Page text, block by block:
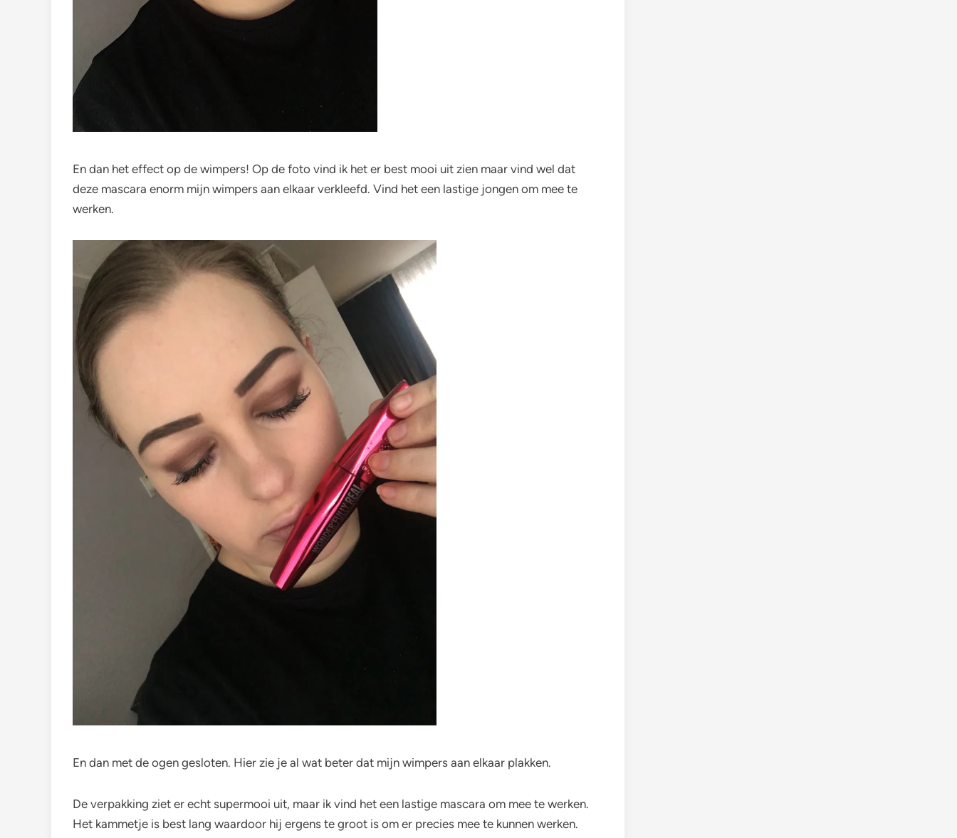
En dan het effect op de wimpers! Op de foto vind ik het er best mooi uit zien maar vind wel dat
deze mascara enorm mijn wimpers aan elkaar verkleefd. Vind het een lastige jongen om mee te
werken.
En dan met de ogen gesloten. Hier zie je al wat beter dat mijn wimpers aan elkaar plakken.
De verpakking ziet er echt supermooi uit, maar ik vind het een lastige mascara om mee te werken.
Het kammetje is best lang waardoor hij ergens te groot is om er precies mee te kunnen werken.